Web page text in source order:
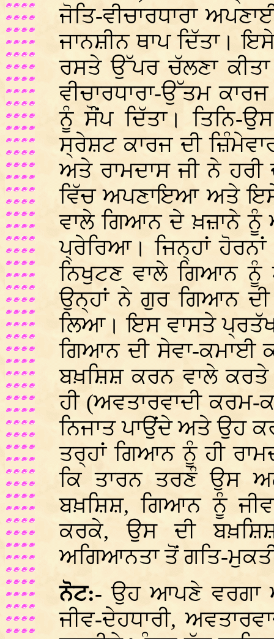
ਜੋਤਿ-ਵੀਚਾਰਧਾਰਾ
ਜਾਨਸ਼ੀਨ ਥਾਪ ਦਿੱਤਾ।
ਰਸਤੇ ਉੱਪਰ ਚੱਲਣਾ
ਵੀਚਾਰਧਾਰਾ-ਉੱਤਮ
ਨੂੰ ਸੌਂਪ ਦਿੱਤਾ। ਤਿਨਿ-
ਸ੍ਰੇਸ਼ਟ ਕਾਰਜ ਦੀ
ਅਤੇ ਰਾਮਦਾਸ ਜੀ ਨੇ
ਵਿੱਚ ਅਪਣਾਇਆ ਅਤੇ ਇਸੇ
ਵਾਲੇ ਗਿਆਨ ਦੇ ਖ਼ਜ਼ਾਨੇ
ਪ੍ਰੇਰਿਆ। ਜਿਨ੍ਹਾਂ
ਨਿਖੁਟਣ ਵਾਲੇ ਗਿਆਨ
ਉਨ੍ਹਾਂ ਨੇ ਗੁਰ ਗਿਆਨ ਦੀ
ਲਿਆ। ਇਸ ਵਾਸਤੇ
ਗਿਆਨ ਦੀ ਸੇਵਾ-ਕਮਾਈ
ਬਖ਼ਸ਼ਿਸ਼ ਕਰਨ ਵਾਲੇ
ਹੀ (ਅਵਤਾਰਵਾਦੀ ਕਰਮ-
ਨਿਜਾਤ ਪਾਉਂਦੇ ਅਤੇ ਉਹ
ਤਰ੍ਹਾਂ ਗਿਆਨ ਨੂੰ ਹੀ
ਕਿ ਤਾਰਨ ਤਰਣੰ ਉਸ
ਬਖ਼ਸ਼ਿਸ਼, ਗਿਆਨ ਨੂੰ
ਕਰਕੇ, ਉਸ ਦੀ
ਅਗਿਆਨਤਾ ਤੋਂ ਗਤਿ-
ਨੋਟ:- ਉਹ ਆਪਣੇ ਵਰਗਾ
ਜੀਵ-ਦੇਹਧਾਰੀ,